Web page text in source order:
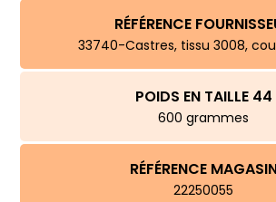
RÉFÉRENCE
33740-Castres, tissu 3008,
POIDS EN TAILLE 44
600 grammes
RÉFÉRENCE
22250055